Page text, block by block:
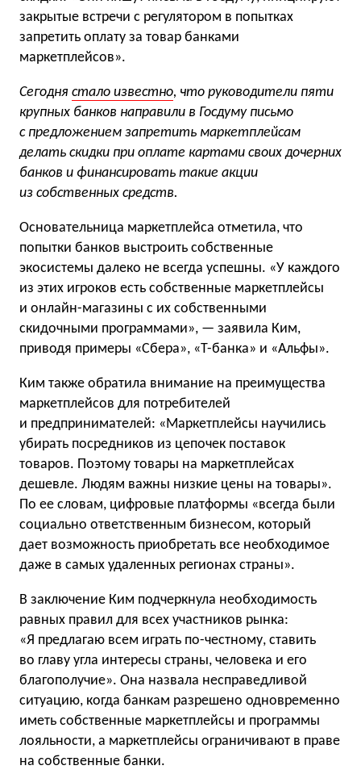
закрытые встречи с регулятором в попытках
запретить оплату за товар банками
маркетплейсов».
Сегодня стало известно, что руководители пяти
крупных банков направили в Госдуму письмо
с предложением запретить маркетплейсам
делать скидки при оплате картами своих дочерних
банков и финансировать такие акции
из собственных средств.
Основательница маркетплейса отметила, что
попытки банков выстроить собственные
экосистемы далеко не всегда успешны. «У каждого
из этих игроков есть собственные маркетплейсы
и онлайн-магазины с их собственными
скидочными программами», — заявила Ким,
приводя примеры «Сбера», «Т-банка» и «Альфы».
Ким также обратила внимание на преимущества
маркетплейсов для потребителей
и предпринимателей: «Маркетплейсы научились
убирать посредников из цепочек поставок
товаров. Поэтому товары на маркетплейсах
дешевле. Людям важны низкие цены на товары».
По ее словам, цифровые платформы «всегда были
социально ответственным бизнесом, который
дает возможность приобретать все необходимое
даже в самых удаленных регионах страны».
В заключение Ким подчеркнула необходимость
равных правил для всех участников рынка:
«Я предлагаю всем играть по-честному, ставить
во главу угла интересы страны, человека и его
благополучие». Она назвала несправедливой
ситуацию, когда банкам разрешено одновременно
иметь собственные маркетплейсы и программы
лояльности, а маркетплейсы ограничивают в праве
на собственные банки.